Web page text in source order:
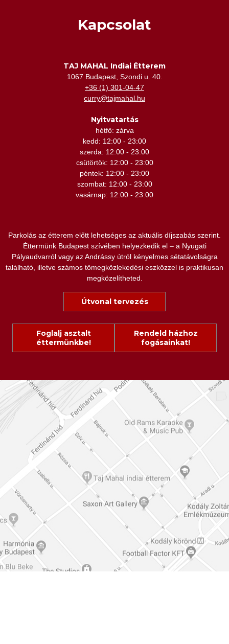
Kapcsolat
TAJ MAHAL Indiai Étterem
1067 Budapest, Szondi u. 40.
+36 (1) 301-04-47
curry@tajmahal.hu
Nyitvatartás
hétfő: zárva
kedd: 12:00 - 23:00
szerda: 12:00 - 23:00
csütörtök: 12:00 - 23:00
péntek: 12:00 - 23:00
szombat: 12:00 - 23:00
vasárnap: 12:00 - 23:00
Parkolás az étterem előtt lehetséges az aktuális díjszabás szerint.
Éttermünk Budapest szívében helyezkedik el – a Nyugati
Pályaudvarról vagy az Andrássy útról kényelmes sétatávolságra
található, illetve számos tömegközlekedési eszközzel is praktikusan
megközelítheted.
Útvonal tervezés
Foglalj asztalt
éttermünkbe!
Rendeld házhoz
fogásainkat!